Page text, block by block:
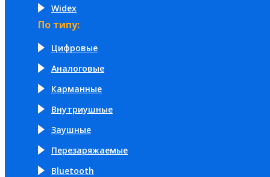
Widex
По типу:
Цифровые
Аналоговые
Карманные
Внутриушные
Заушные
Перезаряжаемые
Bluetooth